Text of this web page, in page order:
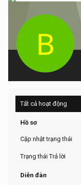
Tất cả hoạt động
Hồ sơ
Cập nhật trạng thái
Trạng thái Trả lời
Diễn đàn